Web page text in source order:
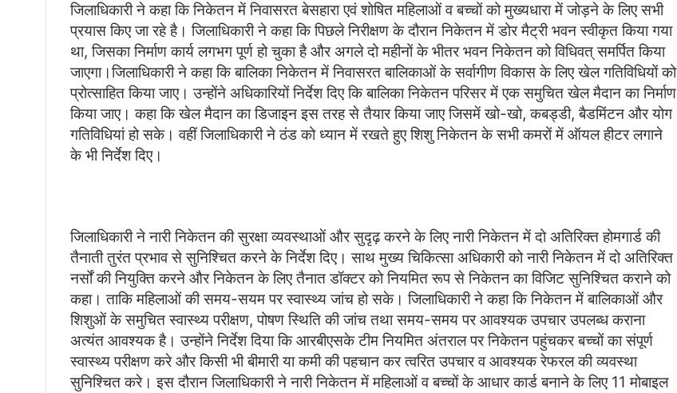
जिलाधिकारी ने कहा कि निकेतन में निवासरत बेसहारा एवं शोषित महिलाओं व बच्चों को मुख्यधारा में जोड़ने के लिए सभी
प्रयास किए जा रहे है। जिलाधिकारी ने कहा कि पिछले निरीक्षण के दौरान निकेतन में डोर मैट्री भवन स्वीकृत किया गया
था, जिसका निर्माण कार्य लगभग पूर्ण हो चुका है और अगले दो महीनों के भीतर भवन निकेतन को विधिवत् समर्पित किया
जाएगा।जिलाधिकारी ने कहा कि बालिका निकेतन में निवासरत बालिकाओं के सर्वागीण विकास के लिए खेल गतिविधियों को
प्रोत्साहित किया जाए। उन्होंने अधिकारियों निर्देश दिए कि बालिका निकेतन परिसर में एक समुचित खेल मैदान का निर्माण
किया जाए। कहा कि खेल मैदान का डिजाइन इस तरह से तैयार किया जाए जिसमें खो-खो, कबड्डी, बैडमिंटन और योग
गतिविधियां हो सके। वहीं जिलाधिकारी ने ठंड को ध्यान में रखते हुए शिशु निकेतन के सभी कमरों में ऑयल हीटर लगाने
के भी निर्देश दिए।
जिलाधिकारी ने नारी निकेतन की सुरक्षा व्यवस्थाओं और सुदृढ़ करने के लिए नारी निकेतन में दो अतिरिक्त होमगार्ड की
तैनाती तुरंत प्रभाव से सुनिश्चित करने के निर्देश दिए। साथ मुख्य चिकित्सा अधिकारी को नारी निकेतन में दो अतिरिक्त
नर्सों की नियुक्ति करने और निकेतन के लिए तैनात डॉक्टर को नियमित रूप से निकेतन का विजिट सुनिश्चित कराने को
कहा। ताकि महिलाओं की समय-सयम पर स्वास्थ्य जांच हो सके। जिलाधिकारी ने कहा कि निकेतन में बालिकाओं और
शिशुओं के समुचित स्वास्थ्य परीक्षण, पोषण स्थिति की जांच तथा समय-समय पर आवश्यक उपचार उपलब्ध कराना
अत्यंत आवश्यक है। उन्होंने निर्देश दिया कि आरबीएसके टीम नियमित अंतराल पर निकेतन पहुंचकर बच्चों का संपूर्ण
स्वास्थ्य परीक्षण करे और किसी भी बीमारी या कमी की पहचान कर त्वरित उपचार व आवश्यक रेफरल की व्यवस्था
सुनिश्चित करे। इस दौरान जिलाधिकारी ने नारी निकेतन में महिलाओं व बच्चों के आधार कार्ड बनाने के लिए 11 मोबाइल